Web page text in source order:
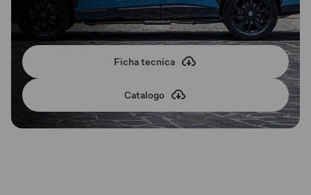
Ficha tecnica
Catalogo